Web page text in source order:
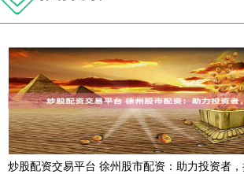
炒股配资交易平台 徐州股市配资：助力投资者